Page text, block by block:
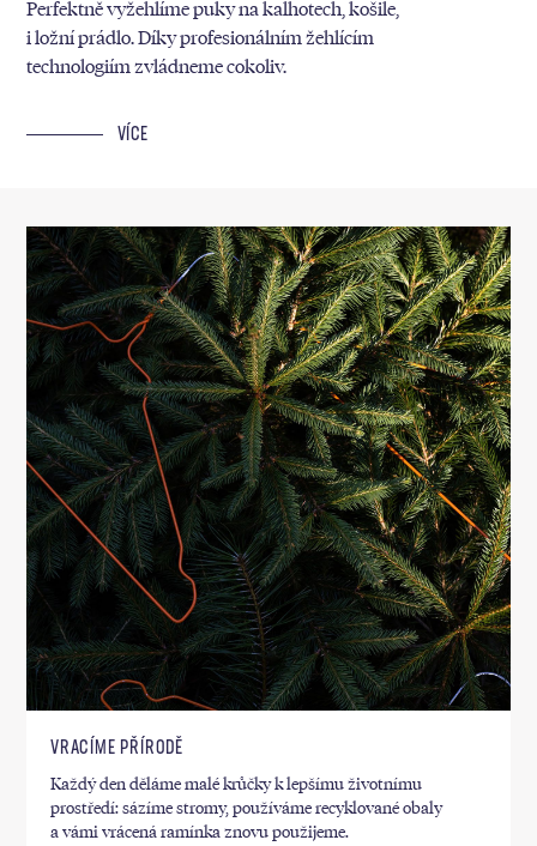
Perfektně vyžehlíme puky na kalhotech, košile,
i ložní prádlo. Díky profesionálním žehlícím
technologiím zvládneme cokoliv.
VÍCE
VRACÍME PŘÍRODĚ
Každý den děláme malé krůčky k lepšímu životnímu
prostředí: sázíme stromy, používáme recyklované obaly
a vámi vrácená ramínka znovu použijeme.